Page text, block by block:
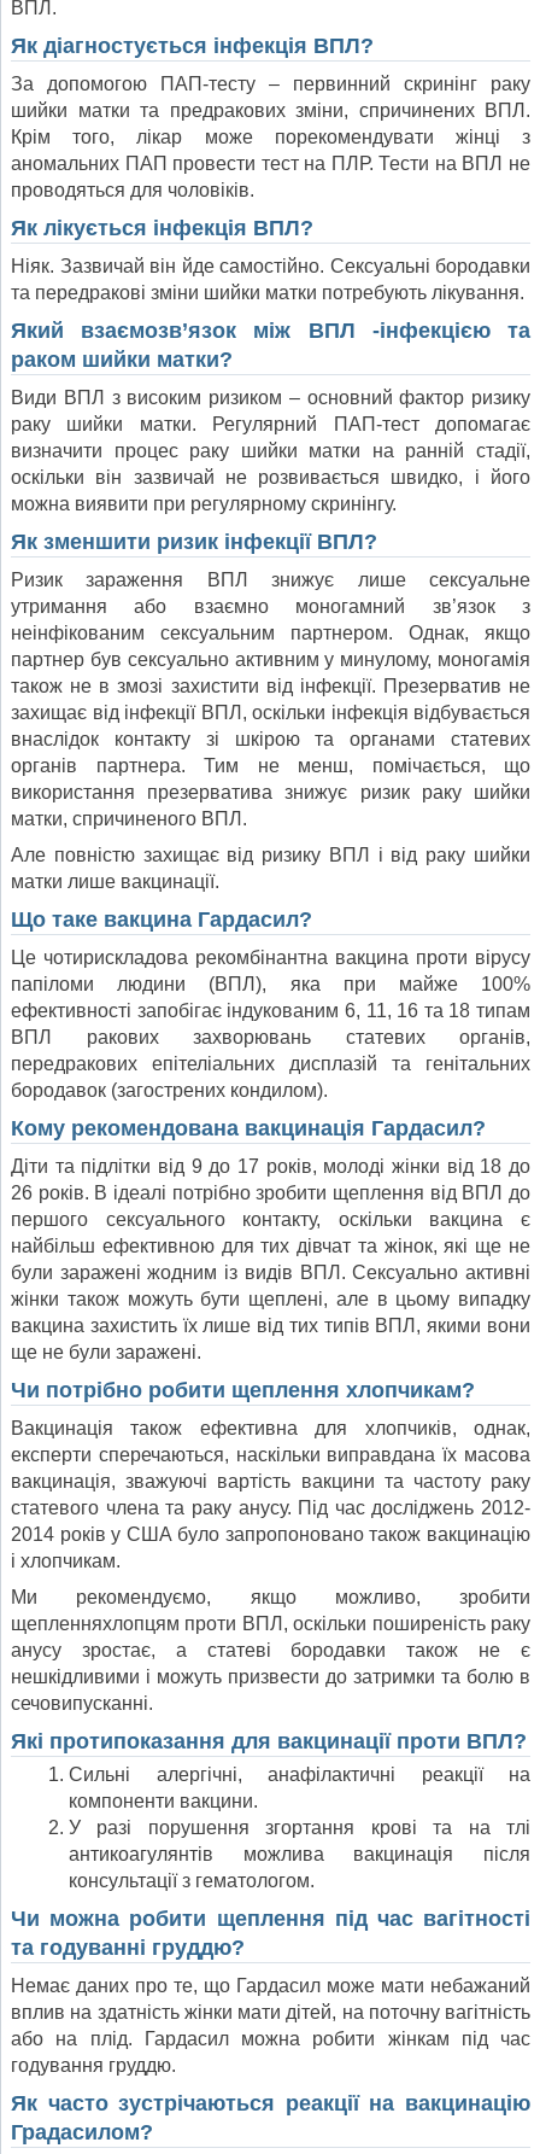
ВПЛ.
Як діагностується інфекція ВПЛ?
За допомогою ПАП-тесту – первинний скринінг раку
шийки матки та предракових зміни, спричинених ВПЛ.
Крім того, лікар може порекомендувати жінці з
аномальних ПАП провести тест на ПЛР. Тести на ВПЛ не
проводяться для чоловіків.
Як лікується інфекція ВПЛ?
Ніяк. Зазвичай він йде самостійно. Сексуальні бородавки
та передракові зміни шийки матки потребують лікування.
Який взаємозв’язок між ВПЛ -інфекцією та
раком шийки матки?
Види ВПЛ з високим ризиком – основний фактор ризику
раку шийки матки. Регулярний ПАП-тест допомагає
визначити процес раку шийки матки на ранній стадії,
оскільки він зазвичай не розвивається швидко, і його
можна виявити при регулярному скринінгу.
Як зменшити ризик інфекції ВПЛ?
Ризик зараження ВПЛ знижує лише сексуальне
утримання або взаємно моногамний зв’язок з
неінфікованим сексуальним партнером. Однак, якщо
партнер був сексуально активним у минулому, моногамія
також не в змозі захистити від інфекції. Презерватив не
захищає від інфекції ВПЛ, оскільки інфекція відбувається
внаслідок контакту зі шкірою та органами статевих
органів партнера. Тим не менш, помічається, що
використання презерватива знижує ризик раку шийки
матки, спричиненого ВПЛ.
Але повністю захищає від ризику ВПЛ і від раку шийки
матки лише вакцинації.
Що таке вакцина Гардасил?
Це чотирискладова рекомбінантна вакцина проти вірусу
папіломи людини (ВПЛ), яка при майже 100%
ефективності запобігає індукованим 6, 11, 16 та 18 типам
ВПЛ ракових захворювань статевих органів,
передракових епітеліальних дисплазій та генітальних
бородавок (загострених кондилом).
Кому рекомендована вакцинація Гардасил?
Діти та підлітки від 9 до 17 років, молоді жінки від 18 до
26 років. В ідеалі потрібно зробити щеплення від ВПЛ до
першого сексуального контакту, оскільки вакцина є
найбільш ефективною для тих дівчат та жінок, які ще не
були заражені жодним із видів ВПЛ. Сексуально активні
жінки також можуть бути щеплені, але в цьому випадку
вакцина захистить їх лише від тих типів ВПЛ, якими вони
ще не були заражені.
Чи потрібно робити щеплення хлопчикам?
Вакцинація також ефективна для хлопчиків, однак,
експерти сперечаються, наскільки виправдана їх масова
вакцинація, зважуючі вартість вакцини та частоту раку
статевого члена та раку анусу. Під час досліджень 2012-
2014 років у США було запропоновано також вакцинацію
і хлопчикам.
Ми рекомендуємо, якщо можливо, зробити
щепленняхлопцям проти ВПЛ, оскільки поширеність раку
анусу зростає, а статеві бородавки також не є
нешкідливими і можуть призвести до затримки та болю в
сечовипусканні.
Які протипоказання для вакцинації проти ВПЛ?
Сильні алергічні, анафілактичні реакції на
компоненти вакцини.
У разі порушення згортання крові та на тлі
антикоагулянтів можлива вакцинація після
консультації з гематологом.
Чи можна робити щеплення під час вагітності
та годуванні груддю?
Немає даних про те, що Гардасил може мати небажаний
вплив на здатність жінки мати дітей, на поточну вагітність
або на плід. Гардасил можна робити жінкам під час
годування груддю.
Як часто зустрічаються реакції на вакцинацію
Градасилом?